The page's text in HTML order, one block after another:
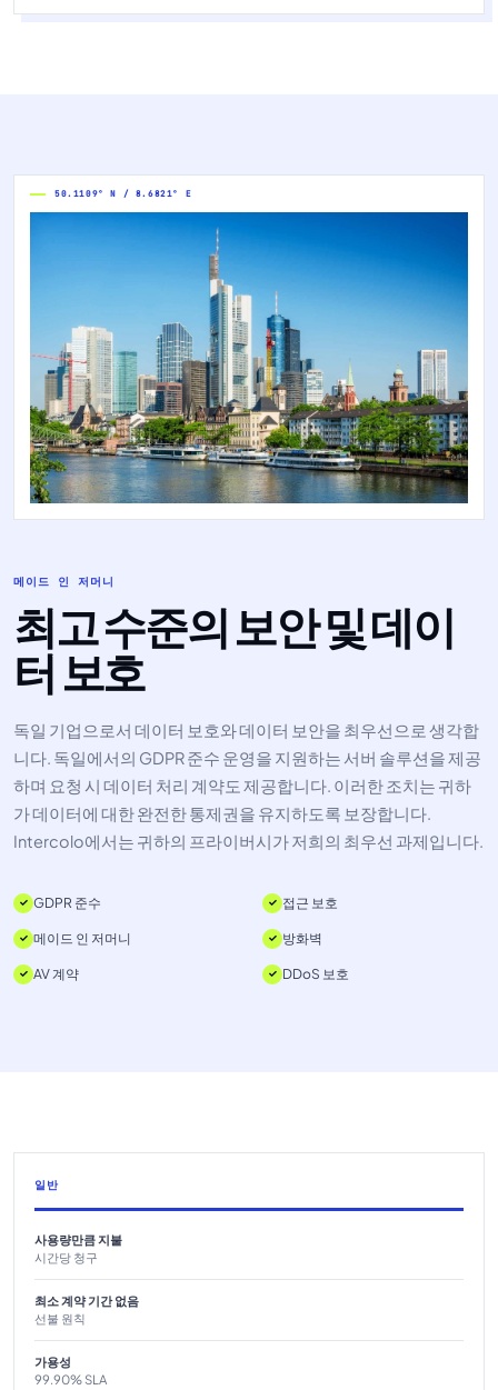
50.1109° N / 8.6821° E
메이드 인 저머니
최고 수준의 보안 및 데이
터 보호
독일 기업으로서 데이터 보호와 데이터 보안을 최우선으로 생각합
니다. 독일에서의 GDPR 준수 운영을 지원하는 서버 솔루션을 제공
하며 요청 시 데이터 처리 계약도 제공합니다. 이러한 조치는 귀하
가 데이터에 대한 완전한 통제권을 유지하도록 보장합니다.
Intercolo에서는 귀하의 프라이버시가 저희의 최우선 과제입니다.
GDPR 준수
메이드 인 저머니
AV 계약
접근 보호
방화벽
DDoS 보호
일반
사용량만큼 지불
시간당 청구
최소 계약 기간 없음
선불 원칙
가용성
99.90% SLA